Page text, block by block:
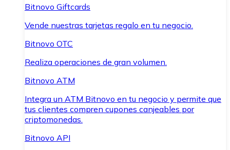
Bitnovo Giftcards
Vende nuestras tarjetas regalo en tu negocio.
Bitnovo OTC
Realiza operaciones de gran volumen.
Bitnovo ATM
Integra un ATM Bitnovo en tu negocio y permite que
tus clientes compren cupones canjeables por
criptomonedas.
Bitnovo API